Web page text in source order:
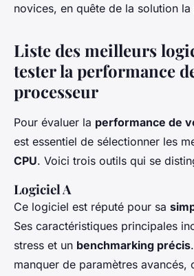
novices, en quête de la solution
Liste des meilleurs
tester la performance
processeur
Pour évaluer la performance de
est essentiel de sélectionner les
CPU. Voici trois outils qui se
Logiciel A
Ce logiciel est réputé pour sa
Ses caractéristiques principales
stress et un benchmarking précis
manquer de paramètres avancés,